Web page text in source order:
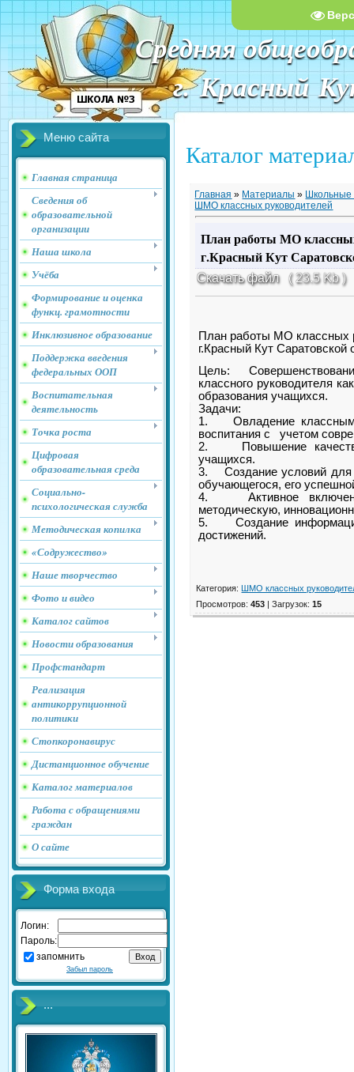
Средняя
г. Красный
Меню сайта
Главная страница
Сведения об
образовательной
организации
Наша школа
Учёба
Формирование и оценка
функц. грамотности
Инклюзивное образование
Поддержка введения
федеральных ООП
Воспитательная
деятельность
Точка роста
Цифровая
образовательная среда
Социально-
психологическая служба
Методическая копилка
«Содружество»
Наше творчество
Фото и видео
Каталог сайтов
Новости образования
Профстандарт
Реализация
антикоррупционной
политики
Стопкоронавирус
Дистанционное обучение
Каталог материалов
Работа с обращениями
граждан
О сайте
Форма входа
Логин:
Пароль:
запомнить
Забыл пароль
...
Каталог
Главная » Материалы » Школьные
ШМО классных руководителей
План работы МО
г.Красный Кут
Скачать файл ( 23.5 Kb )
План работы МО
г.Красный Кут Саратовской
Цель:
классного руководителя
образования учащихся.
Задачи:
1. Овладение
воспитания с учетом
2. Повышение качества
учащихся.
3. Создание условий для
обучающегося, его
4. Активное
методическую,
5. Создание
достижений.
Категория:
ШМО классных
Просмотров:453 |Загрузок:15